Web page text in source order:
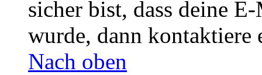
sicher bist, dass deine
wurde, dann kontaktiere
Nach oben